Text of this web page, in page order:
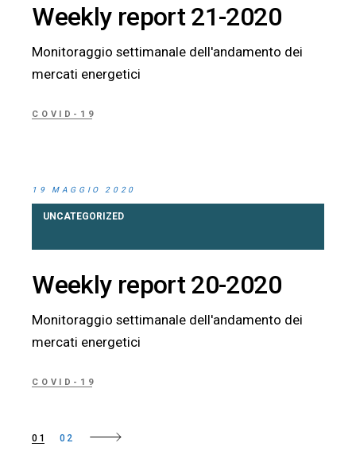
Weekly report 21-2020
Monitoraggio settimanale dell'andamento dei
mercati energetici
COVID-19
19 MAGGIO 2020
UNCATEGORIZED
Weekly report 20-2020
Monitoraggio settimanale dell'andamento dei
mercati energetici
COVID-19
Paginazione
01 02